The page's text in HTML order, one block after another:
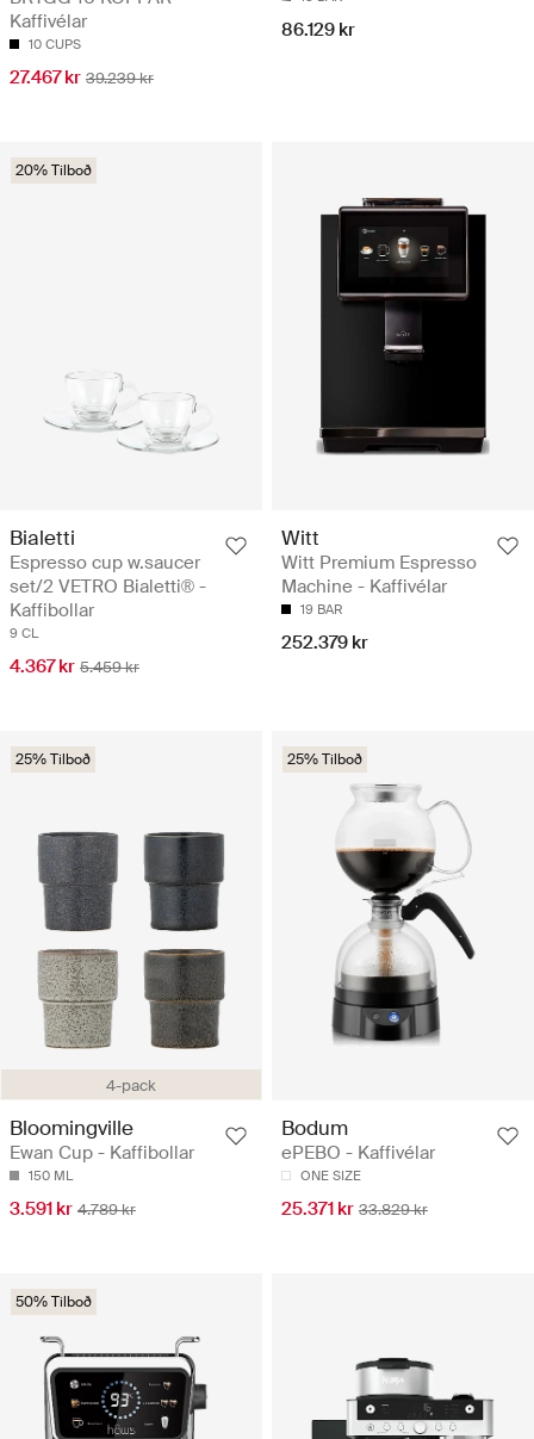
Kaffivélar
10 CUPS
27.467 kr 39.239 kr
86.129 kr
20% Tilboð
Bialetti
Espresso cup w.saucer
set/2 VETRO Bialetti® -
Kaffibollar
9 CL
4.367 kr 5.459 kr
Witt
Witt Premium Espresso
Machine - Kaffivélar
19 BAR
252.379 kr
4-pack
25% Tilboð
Bloomingville
Ewan Cup - Kaffibollar
150 ML
3.591 kr 4.789 kr
25% Tilboð
Bodum
ePEBO - Kaffivélar
ONE SIZE
25.371 kr 33.829 kr
50% Tilboð